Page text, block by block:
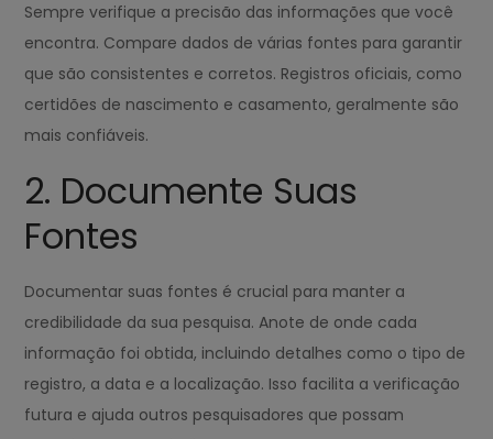
Sempre verifique a precisão das informações que você
encontra. Compare dados de várias fontes para garantir
que são consistentes e corretos. Registros oficiais, como
certidões de nascimento e casamento, geralmente são
mais confiáveis.
2. Documente Suas
Fontes
Documentar suas fontes é crucial para manter a
credibilidade da sua pesquisa. Anote de onde cada
informação foi obtida, incluindo detalhes como o tipo de
registro, a data e a localização. Isso facilita a verificação
futura e ajuda outros pesquisadores que possam